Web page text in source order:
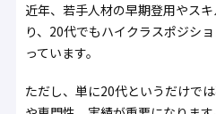
近年、若手人材の早期登用やス
り、20代でもハイクラスポジシ
っています。
ただし、単に20代というだけで